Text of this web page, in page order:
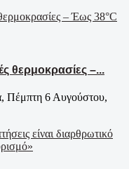
θερμοκρασίες –...
Πέμπτη 6 Αυγούστου,